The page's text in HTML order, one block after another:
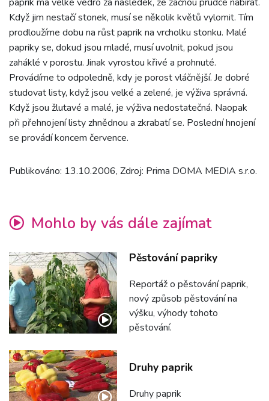
Když jim nestačí stonek, musí se několik květů vylomit. Tím
prodloužíme dobu na růst paprik na vrcholku stonku. Malé
papriky se, dokud jsou mladé, musí uvolnit, pokud jsou
zaháklé v porostu. Jinak vyrostou křivé a prohnuté.
Provádíme to odpoledně, kdy je porost vláčnější. Je dobré
studovat listy, když jsou velké a zelené, je výživa správná.
Když jsou žlutavé a malé, je výživa nedostatečná. Naopak
při přehnojení listy zhnědnou a zkrabatí se. Poslední hnojení
se provádí koncem července.
Publikováno: 13.10.2006, Zdroj: Prima DOMA MEDIA s.r.o.
Mohlo by vás dále zajímat
Pěstování papriky
Reportáž o pěstování paprik,
nový způsob pěstování na
výšku, výhody tohoto
pěstování.
Druhy paprik
Druhy paprik